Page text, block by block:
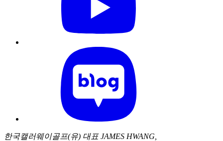
한국캘러웨이골프(유) 대표 JAMES HWANG,